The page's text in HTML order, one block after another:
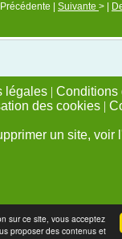
sur ce site, vous acceptez
proposer des contenus et
| Suivante > |
légales | Conditions
des cookies |
un site, voir